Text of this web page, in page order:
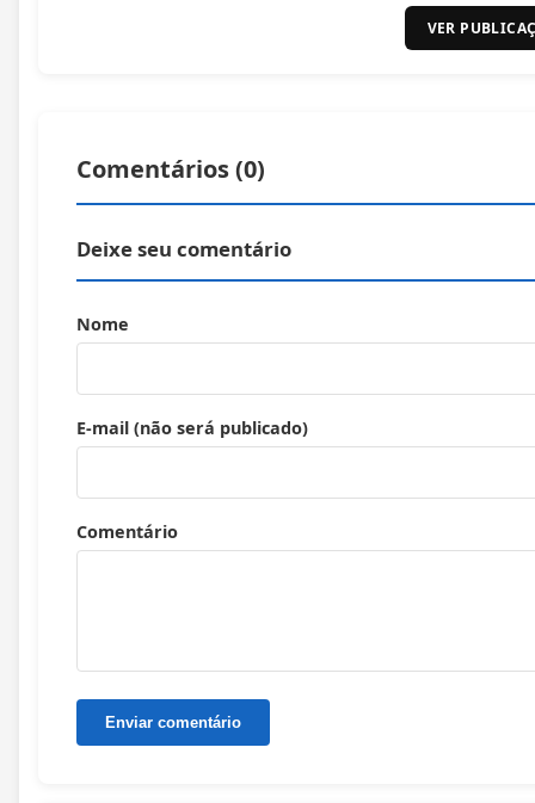
VER
Comentários (0)
Deixe seu comentário
Nome
E-mail (não será publicado)
Comentário